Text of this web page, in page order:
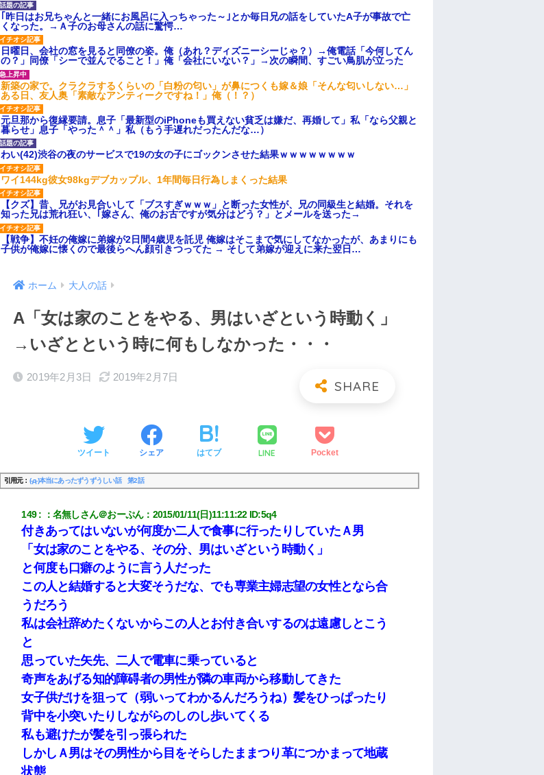
｢昨日はお兄ちゃんと一緒にお風呂に入っちゃった～｣とか毎日兄の話をしていたA子が事故で亡
くなった。→Ａ子のお母さんの話に驚愕…
日曜日、会社の窓を見ると同僚の姿。俺（あれ？ディズニーシーじゃ？）→俺電話「今何してん
の？」同僚「シーで並んでること！」俺「会社にいない？」→次の瞬間、すごい鳥肌が立った
新築の家で。クラクラするくらいの「白粉の匂い」が鼻につくも嫁＆娘「そんな匂いしない…」
ある日、友人奥「素敵なアンティークですね！」俺（！？）
元旦那から復縁要請。息子「最新型のiPhoneも買えない貧乏は嫌だ、再婚して」私「なら父親と
暮らせ」息子「やった＾＾」私（もう手遅れだったんだな…）
わい(42)渋谷の夜のサービスで19の女の子にゴックンさせた結果ｗｗｗｗｗｗｗｗ
ワイ144kg彼女98kgデブカップル、1年間毎日行為しまくった結果
【クズ】昔、兄がお見合いして「ブスすぎｗｗｗ」と断った女性が、兄の同級生と結婚。それを
知った兄は荒れ狂い、｢嫁さん、俺のお古ですが気分はどう？」とメールを送った→
【戦争】不妊の俺嫁に弟嫁が2日間4歳児を託児 俺嫁はそこまで気にしてなかったが、あまりにも
子供が俺嫁に懐くので最後らへん顔引きつってた → そして弟嫁が迎えに来た翌日…
ホーム 大人の話
A「女は家のことをやる、男はいざという時動く」
→いざとという時に何もしなかった・・・
2019年2月3日 2019年2月7日
ツイート シェア はてブ LINE Pocket
引用元： (-д-)本当にあったずうずうしい話 第2話
149 ： 名無しさん＠おーぷん： 2015/01/11(日)11:11:22 ID:5q4
付きあってはいないが何度か二人で食事に行ったりしていたＡ男
「女は家のことをやる、その分、男はいざという時動く」
と何度も口癖のように言う人だった
この人と結婚すると大変そうだな、でも専業主婦志望の女性となら合
うだろう
私は会社辞めたくないからこの人とお付き合いするのは遠慮しとこう
と
思っていた矢先、二人で電車に乗っていると
奇声をあげる知的障碍者の男性が隣の車両から移動してきた
女子供だけを狙って（弱いってわかるんだろうね）髪をひっぱったり
背中を小突いたりしながらのしのし歩いてくる
私も避けたが髪を引っ張られた
しかしＡ男はその男性から目をそらしたままつり革につかまって地蔵
状態